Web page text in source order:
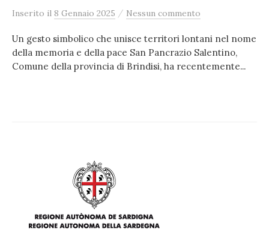
Inserito il 8 Gennaio 2025 / Nessun commento
Un gesto simbolico che unisce territori lontani nel nome
della memoria e della pace San Pancrazio Salentino,
Comune della provincia di Brindisi, ha recentemente...